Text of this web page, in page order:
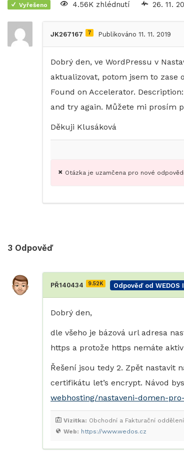
Vyřešeno 4.56K zhlédnutí 26. 11.
JK267167 7 Publikováno 11. 11. 2019
Dobrý den, ve WordPressu v
aktualizovat, potom jsem to zase
Found on Accelerator.
and try again. Můžete mi prosím
Děkuji Klusáková
Otázka je uzamčena pro nové
3 Odpověď
PŘ140434 9.52K Odpověď od WEDOS
Dobrý den,
dle všeho je bázová url adresa
https a protože https nemáte
Řešení jsou tedy 2. Zpět nastavit
certifikátu let’s encrypt. Návod
webhosting/nastaveni-domen-
Web: https://www.wedos.cz
Vizitka: Obchodní a Fakturační